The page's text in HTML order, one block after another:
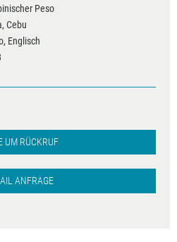
Peso
Cebu
Englisch
UM RÜCKRUF
ANFRAGE